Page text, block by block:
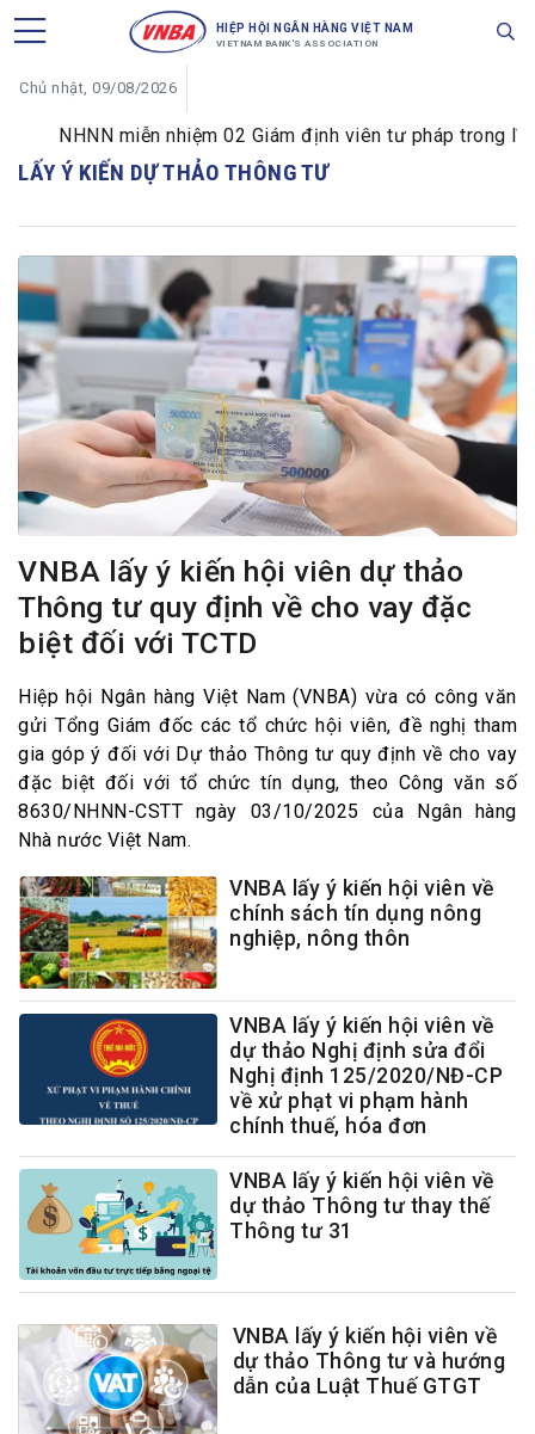
HIỆP HỘI NGÂN HÀNG VIỆT NAM
VIETNAM BANK'S ASSOCIATION
Chủ nhật, 09/08/2026
NHNN miễn nhiệm 02 Giám định viên tư pháp trong lĩnh
LẤY Ý KIẾN DỰ THẢO THÔNG TƯ
VNBA lấy ý kiến hội viên dự thảo
Thông tư quy định về cho vay đặc
biệt đối với TCTD
Hiệp hội Ngân hàng Việt Nam (VNBA) vừa có công văn
gửi Tổng Giám đốc các tổ chức hội viên, đề nghị tham
gia góp ý đối với Dự thảo Thông tư quy định về cho vay
đặc biệt đối với tổ chức tín dụng, theo Công văn số
8630/NHNN-CSTT ngày 03/10/2025 của Ngân hàng
Nhà nước Việt Nam.
VNBA lấy ý kiến hội viên về
chính sách tín dụng nông
nghiệp, nông thôn
VNBA lấy ý kiến hội viên về
dự thảo Nghị định sửa đổi
Nghị định 125/2020/NĐ-CP
về xử phạt vi phạm hành
chính thuế, hóa đơn
VNBA lấy ý kiến hội viên về
dự thảo Thông tư thay thế
Thông tư 31
VNBA lấy ý kiến hội viên về
dự thảo Thông tư và hướng
dẫn của Luật Thuế GTGT